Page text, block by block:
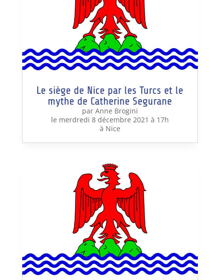
Le siège de Nice par les Turcs et le
mythe de Catherine Segurane
par Anne Brogini
le merdredi 8 décembre 2021 à 17h
à Nice